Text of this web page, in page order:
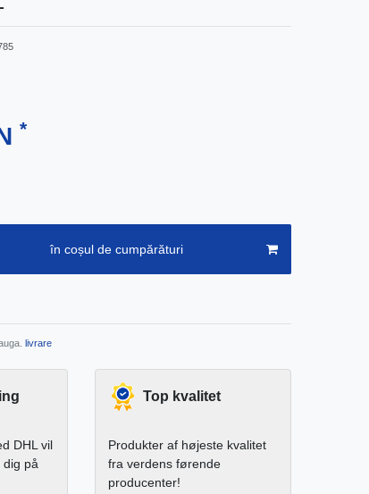
*
în coșul de cumpărături
livrare
DHL vil
på
Top kvalitet
Produkter af højeste kvalitet
fra verdens førende
producenter!